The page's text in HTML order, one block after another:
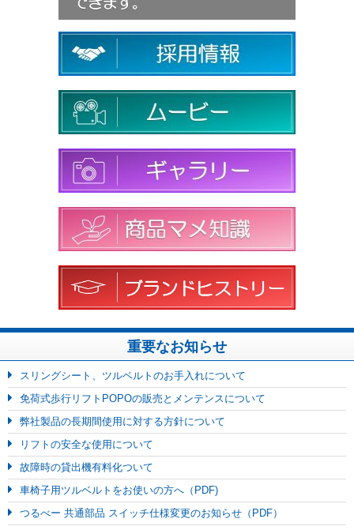
重要なお知らせ
スリングシート、ツルベルトのお手入れについて
免荷式歩行リフトPOPOの販売とメンテンスについて
弊社製品の長期間使用に対する方針について
リフトの安全な使用について
故障時の貸出機有料化ついて
車椅子用ツルベルトをお使いの方へ（PDF)
つるべー 共通部品 スイッチ仕様変更のお知らせ（PDF）